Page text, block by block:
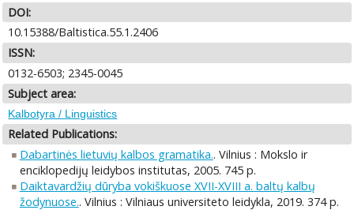
DOI:
10.15388/Baltistica.55.1.2406
ISSN:
0132-6503; 2345-0045
Subject area:
Kalbotyra / Linguistics
Related Publications:
Dabartinės lietuvių kalbos gramatika.. Vilnius : Mokslo ir
enciklopedijų leidybos institutas, 2005. 745 p.
Daiktavardžių dūryba vokiškuose XVII-XVIII a. baltų kalbų
žodynuose.. Vilnius : Vilniaus universiteto leidykla, 2019. 374 p.